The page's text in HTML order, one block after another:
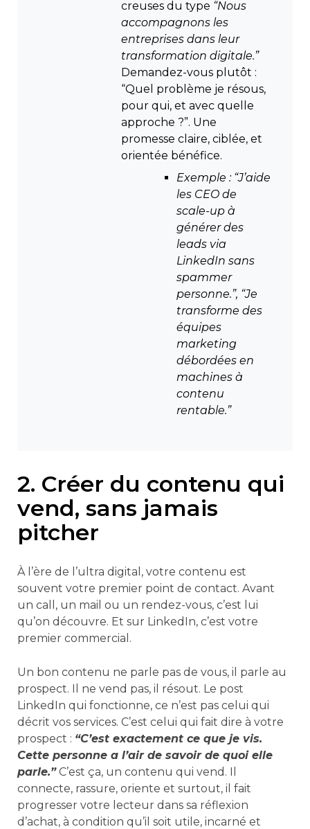
creuses du type “Nous
accompagnons les
entreprises dans leur
transformation digitale.”
Demandez-vous plutôt :
“Quel problème je résous,
pour qui, et avec quelle
approche ?”. Une
promesse claire, ciblée, et
orientée bénéfice.
Exemple : “J’aide
les CEO de
scale-up à
générer des
leads via
LinkedIn sans
spammer
personne.”, “Je
transforme des
équipes
marketing
débordées en
machines à
contenu
rentable.”
2. Créer du contenu qui
vend, sans jamais
pitcher
À l’ère de l’ultra digital, votre contenu est
souvent votre premier point de contact. Avant
un call, un mail ou un rendez-vous, c’est lui
qu’on découvre. Et sur LinkedIn, c’est votre
premier commercial.
Un bon contenu ne parle pas de vous, il parle au
prospect. Il ne vend pas, il résout. Le post
LinkedIn qui fonctionne, ce n’est pas celui qui
décrit vos services. C’est celui qui fait dire à votre
prospect : “C’est exactement ce que je vis.
Cette personne a l’air de savoir de quoi elle
parle.”C’est ça, un contenu qui vend. Il
connecte, rassure, oriente et surtout, il fait
progresser votre lecteur dans sa réflexion
d’achat, à condition qu’il soit utile, incarné et